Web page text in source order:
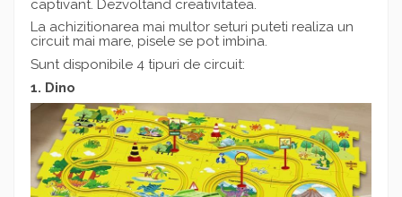
captivant. Dezvoltand creativitatea.
La achizitionarea mai multor seturi puteti realiza un
circuit mai mare, pisele se pot imbina.
Sunt disponibile 4 tipuri de circuit:
1. Dino